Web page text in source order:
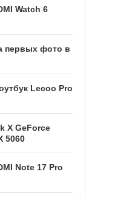
Watch 6
первых фото в
Lecoo Pro
X GeForce
5060
Note 17 Pro